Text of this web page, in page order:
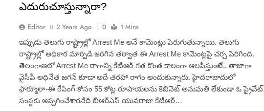
ఎదురుచూస్తున్నారా?
Editor 2 Years Ago 0 1 Mins
ఇప్పుడు తెలుగు రాష్ట్రాల్లో Arrest Me అనే కామెంట్లు పెరుగుతున్నాయి. తెలుగు
రాష్ట్రాల్లో అధికార మార్పిడి జరిగిన తర్వాత ఈ Arrest Me కామెంట్లపై చర్చ పెరిగింది.
తెలంగాణలో Arrest Me రాగాన్ని కేటీఆర్ గత కొంత కాలంగా ఆలపిస్తుంటే.. తాజాగా
వైసీపీ అధినేత జగన్ కూడా అదే తరహా రాగం అందుకున్నారు. హైదరాబాదులో
ఫార్మూలా-ఈ రేసింగ్ కోసం 55 కోట్ల రూపాయలను కెబినెట్ అనుమతి లేకుండా ఓ ప్రైవేట్
సంస్థకు అప్పగించేశారనేది బీఆర్ఎస్ యువరాజు కేటీఆర్…